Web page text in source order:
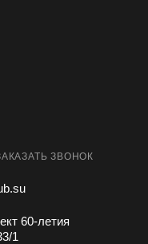
ЗВОНОК
60-летия
1